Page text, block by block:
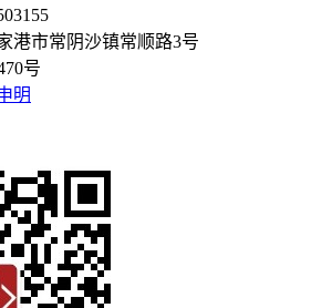
港市常阴沙镇常顺路3号
号
明